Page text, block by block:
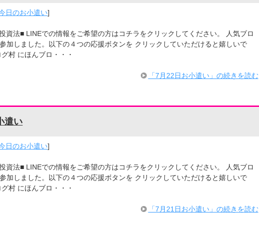
日のお小遣い]
資法■ LINEでの情報をご希望の方はコチラをクリックしてください。 人気ブロ
加しました。以下の４つの応援ボタンを クリックしていただけると嬉しいで
村 にほんブロ・・・
「7月22日お小遣い」の続きを読む
遣い
日のお小遣い]
資法■ LINEでの情報をご希望の方はコチラをクリックしてください。 人気ブロ
加しました。以下の４つの応援ボタンを クリックしていただけると嬉しいで
村 にほんブロ・・・
「7月21日お小遣い」の続きを読む